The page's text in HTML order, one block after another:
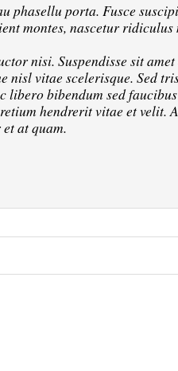
phasellu porta. Fusce
montes, nascetur
nisi. Suspendisse sit
nisl vitae scelerisque. Sed
libero bibendum sed
hendrerit vitae et velit.
at quam.